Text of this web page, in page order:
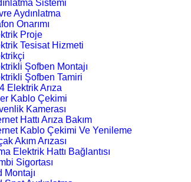
Sistemi
Aydınlatma
Onarımı
Proje
Tesisat Hizmeti
Şofben Montajı
Şofben Tamiri
Elektrik Arıza
Kablo Çekimi
Kamerası
Hattı Arıza Bakım
Kablo Çekimi Ve Yenileme
Akım Arızası
Elektrik Hattı Bağlantısı
Sigortası
Montajı